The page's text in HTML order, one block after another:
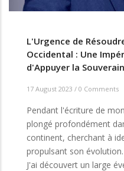
L'Urgence de
Occidental : Une
d'Appuyer la
17 August 2023 / 0 Comments
Pendant l'écriture de
plongé profondément
continent, cherchant à
propulsant son évolution.
J'ai découvert un large